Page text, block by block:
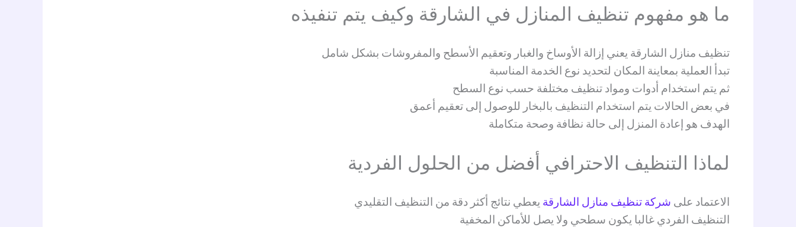
ما هو مفهوم تنظيف المنازل في الشارقة وكيف يتم تنفيذه
تنظيف منازل الشارقة يعني إزالة الأوساخ والغبار وتعقيم الأسطح والمفروشات بشكل شامل
تبدأ العملية بمعاينة المكان لتحديد نوع الخدمة المناسبة
ثم يتم استخدام أدوات ومواد تنظيف مختلفة حسب نوع السطح
في بعض الحالات يتم استخدام التنظيف بالبخار للوصول إلى تعقيم أعمق
الهدف هو إعادة المنزل إلى حالة نظافة وصحة متكاملة
لماذا التنظيف الاحترافي أفضل من الحلول الفردية
الاعتماد على شركة تنظيف منازل الشارقة يعطي نتائج أكثر دقة من التنظيف التقليدي
التنظيف الفردي غالبا يكون سطحي ولا يصل للأماكن المخفية